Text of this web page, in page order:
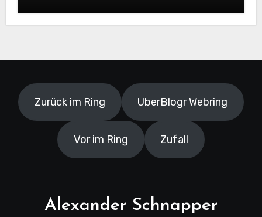
Zurück im Ring UberBlogr Webring
Vor im Ring Zufall
Alexander Schnapper